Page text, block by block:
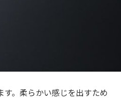
。柔らかい感じを出すため